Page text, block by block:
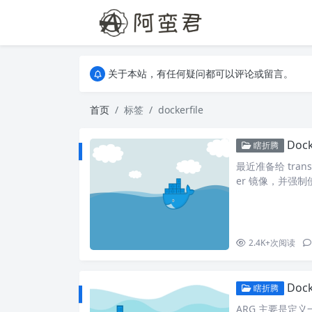
关于本站，有任何疑问都可以评论或留言。
关于本站，有任何疑问都可以评论或留言。
首页
标签 dockerfile
瞎折腾
最近准备给
er 镜像，并强制
2.4K+次阅读
瞎折腾
ARG 主要是定